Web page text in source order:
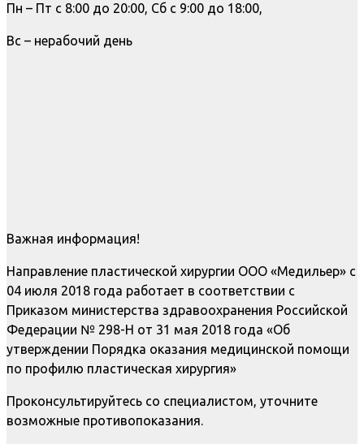
Пн – Пт с 8:00 до 20:00, Сб с 9:00 до 18:00,
Вс – нерабочий день
Важная информация!
Направление пластической хирургии ООО «Медильер» с
04 июля 2018 года работает в соответствии с
Приказом министерства здравоохранения Российской
Федерации № 298-Н от 31 мая 2018 года «Об
утверждении Порядка оказания медицинской помощи
по профилю пластическая хирургия»
Проконсультируйтесь со специалистом, уточните
возможные противопоказания.